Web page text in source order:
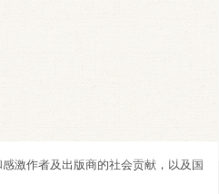
激作者及出版商的社会贡献，以及国